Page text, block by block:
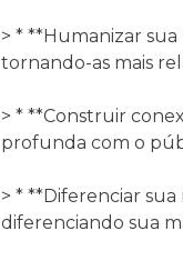
> * **Humanizar
tornando-as mais
> * **Construir
profunda com o
> * **Diferenciar
diferenciando sua